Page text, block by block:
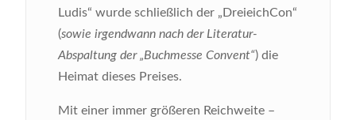
Ludis“ wurde schließlich der „DreieichCon“
(sowie irgendwann nach der Literatur-
Abspaltung der „Buchmesse Convent“) die
Heimat dieses Preises.
Mit einer immer größeren Reichweite –